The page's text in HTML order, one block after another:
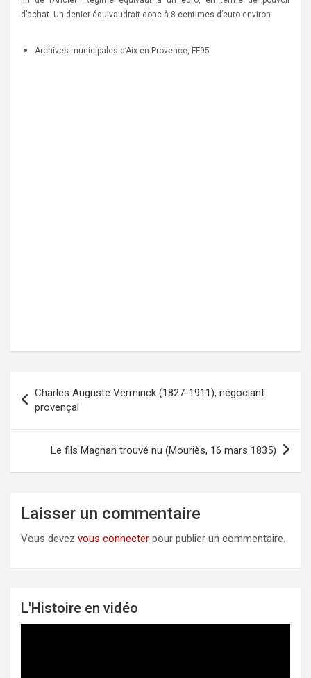
d’achat. Un denier équivaudrait donc à 8 centimes d’euro environ.
Archives municipales d’Aix-en-Provence, FF95.
Navigation
l’article
Charles Auguste Verminck (1827-1911), négociant
provençal
Le fils Magnan trouvé nu (Mouriès, 16 mars 1835)
Laisser un commentaire
Vous devez vous connecter pour publier un commentaire.
L'Histoire en vidéo